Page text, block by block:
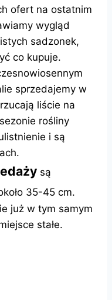
ofert na ostatnim
wygląd
sadzonek,
co kupuje.
sprzedajemy w
liście na
rośliny
i są
są
35-45 cm.
już w tym samym
stałe.